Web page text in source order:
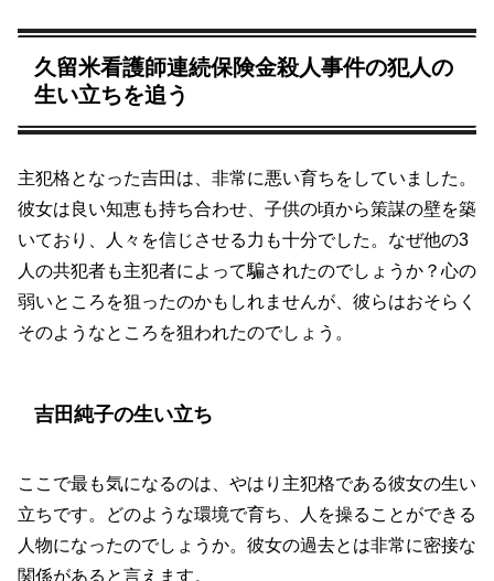
久留米看護師連続保険金殺人事件の犯人の
生い立ちを追う
主犯格となった吉田は、非常に悪い育ちをしていました。
彼女は良い知恵も持ち合わせ、子供の頃から策謀の壁を築
いており、人々を信じさせる力も十分でした。なぜ他の3
人の共犯者も主犯者によって騙されたのでしょうか？心の
弱いところを狙ったのかもしれませんが、彼らはおそらく
そのようなところを狙われたのでしょう。
吉田純子の生い立ち
ここで最も気になるのは、やはり主犯格である彼女の生い
立ちです。どのような環境で育ち、人を操ることができる
人物になったのでしょうか。彼女の過去とは非常に密接な
関係があると言えます。